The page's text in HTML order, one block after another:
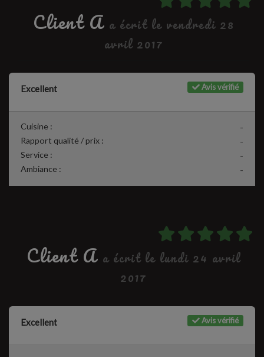
Client A a écrit le vendredi 28
avril 2017
Avis vérifié
Excellent
-
Cuisine :
-
Rapport qualité / prix :
-
Service :
-
Ambiance :
Client A a écrit le lundi 24 avril
2017
Avis vérifié
Excellent